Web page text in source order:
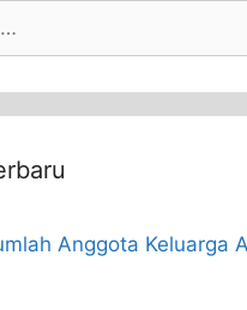
Anggota Keluarga